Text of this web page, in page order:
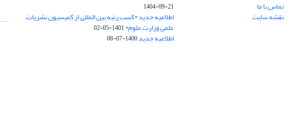
تماس با ما
نقشه سایت
1404-09-21
اطلاعیه جدید *کسب رتبه بین المللی از کمیسیون نشریات
علمی وزارت علوم*1401-05-02
اطلاعیه جدید1400-07-08